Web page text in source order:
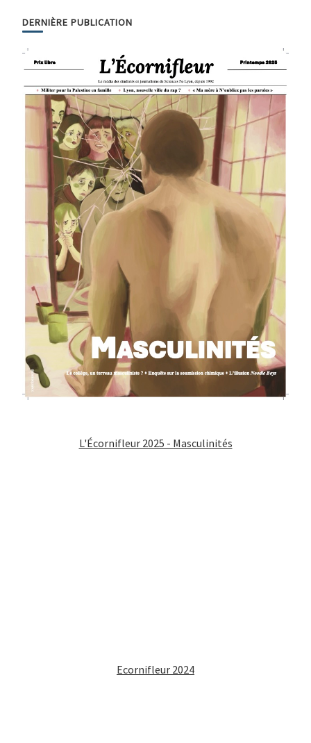
DERNIÈRE PUBLICATION
L'Écornifleur 2025 - Masculinités
Ecornifleur 2024